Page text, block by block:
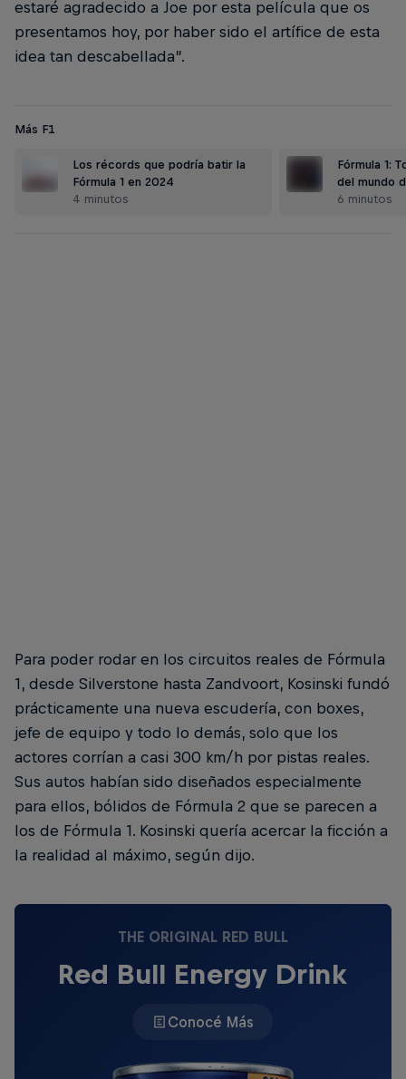
estaré agradecido a Joe por esta película que os
presentamos hoy, por haber sido el artífice de esta
idea tan descabellada”.
Más F1
Los récords que podría batir la
Fórmula 1 en 2024
4 minutos
Fórmula 1:
del mundo
6 minutos
Para poder rodar en los circuitos reales de Fórmula
1, desde Silverstone hasta Zandvoort, Kosinski fundó
prácticamente una nueva escudería, con boxes,
jefe de equipo y todo lo demás, solo que los
actores corrían a casi 300 km/h por pistas reales.
Sus autos habían sido diseñados especialmente
para ellos, bólidos de Fórmula 2 que se parecen a
los de Fórmula 1. Kosinski quería acercar la ficción a
la realidad al máximo, según dijo.
THE ORIGINAL RED BULL
Red Bull Energy Drink
Conocé Más